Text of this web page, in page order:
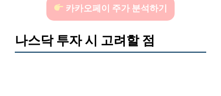
카카오페이 주가 분석하기
나스닥 투자 시 고려할 점